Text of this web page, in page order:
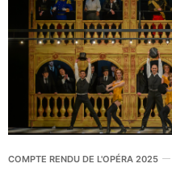
COMPTE RENDU DE L'OPÉRA 2025